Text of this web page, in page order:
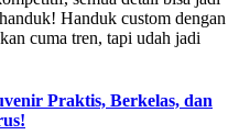
Handuk custom dengan
cuma tren, tapi udah jadi
Praktis, Berkelas, dan